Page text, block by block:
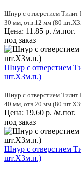
Шнур с отверстием Тилит
30 мм, отв.12 мм (80
Цена: 11.85 р. /м.пог.
под заказ
Шнур с отверстием
шт.Х3м.п.)
Шнур с отверстием Тилит
40 мм, отв.20 мм (80
Цена: 19.60 р. /м.пог.
под заказ
Шнур с отверстием
шт.Х3м.п.)